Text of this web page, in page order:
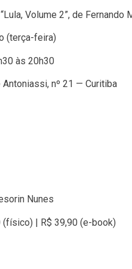
Volume 2”, de Fernando
(terça-feira)
às 20h30
Antoniassi, nº 21 — Curitiba
Nunes
(físico) | R$ 39,90 (e-book)